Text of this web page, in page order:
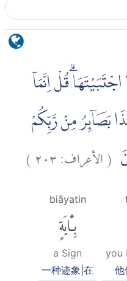
اجْتَبَيْتَهَاۗ قُلْ اِنَّمَآ
بَصَاۤىِٕرُ مِنْ رَّبِّكُمْ
(الأعراف:٢٠٣)
you
他
biāyatin
بِـَٔايَةٍ
a Sign
一种迹象|在